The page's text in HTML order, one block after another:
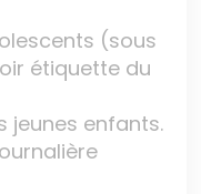
(sous
étiquette du
jeunes enfants.